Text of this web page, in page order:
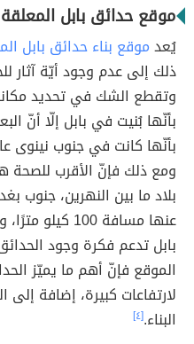
موقع حدائق بابل المعلقة
يُعدموقع بناء حدائق بابل
ذلك إلى عدم وجود أيّة آثار
وتقطع الشك في تحديد
بأنّها بُنيت في بابل إلّا أنّ
بأنّها كانت في جنوب نينوى
ومع ذلك فإنّ الأقرب للصحة
بلاد ما بين النهرين، جنوب
عنها مسافة
بابل تدعم فكرة وجود
الموقع فإنّ أهم ما يميّز
لارتفاعات كبيرة، إضافة إلى
البناء.[٤]